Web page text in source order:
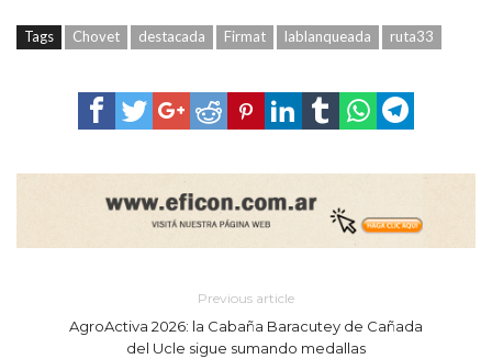
Tags Chovet destacada Firmat lablanqueada ruta33
Previous article
AgroActiva 2026: la Cabaña Baracutey de Cañada
del Ucle sigue sumando medallas